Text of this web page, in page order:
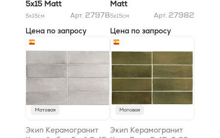
5x15 Matt
5x15см Арт. 27978
Цена по запросу
Matt
5x15см Арт. 27982
Цена по запросу
Матовая
Экип Керамогранит
Матовая
Экип Керамогранит